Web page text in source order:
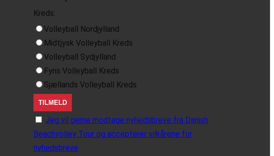
Kreds:
Volleyball Nordjylland
Midtjysk Volleyball Kreds
Volleyball Sydjylland
Fyns Volleyball Kreds
Sjællands Volleyball Kreds
Jeg vil gerne modtage nyhedsbreve fra Danish
Beachvolley Tour og accepterer vilkårene for
nyhedsbreve